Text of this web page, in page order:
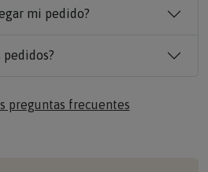
mi pedido?
pedidos?
preguntas frecuentes